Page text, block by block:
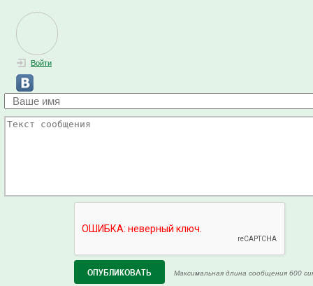
Войти
Максимальная длина сообщения 600